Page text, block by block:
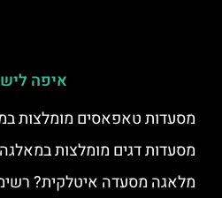
איפה
מסעדות טאפאסים מומלצות
מסעדות דגים מומלצות במאלגה
מלאגה מסעדה איטלקית?